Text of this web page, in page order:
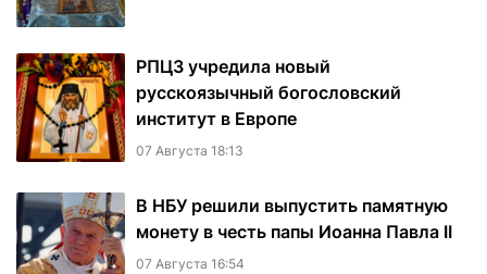
РПЦЗ учредила новый
русскоязычный богословский
институт в Европе
07 Августа 18:13
В НБУ решили выпустить памятную
монету в честь папы Иоанна Павла II
07 Августа 16:54